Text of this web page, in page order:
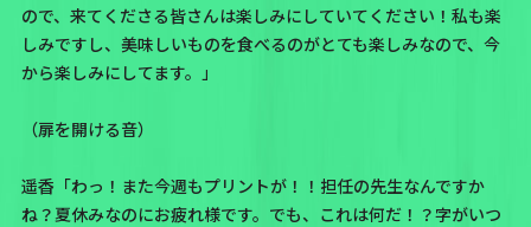
ので、来てくださる皆さんは楽しみにしていてください！私も楽
しみですし、美味しいものを食べるのがとても楽しみなので、今
から楽しみにしてます。」
（扉を開ける音）
遥香「わっ！また今週もプリントが！！担任の先生なんですか
ね？夏休みなのにお疲れ様です。でも、これは何だ！？字がいつ